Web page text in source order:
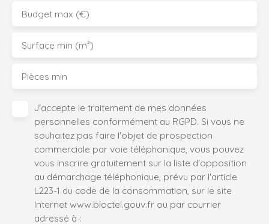
Budget max (€)
Surface min (m²)
Pièces min
J'accepte le traitement de mes données
personnelles conformément au RGPD. Si vous ne
souhaitez pas faire l'objet de prospection
commerciale par voie téléphonique, vous pouvez
vous inscrire gratuitement sur la liste d'opposition
au démarchage téléphonique, prévu par l'article
L223-1 du code de la consommation, sur le site
Internet www.bloctel.gouv.fr ou par courrier
adressé à :